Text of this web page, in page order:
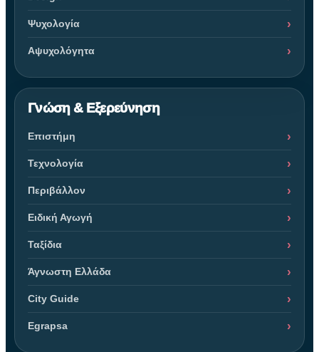
Ψυχολογία
Αψυχολόγητα
Γνώση & Εξερεύνηση
Επιστήμη
Τεχνολογία
Περιβάλλον
Ειδική Αγωγή
Ταξίδια
Άγνωστη Ελλάδα
City Guide
Egrapsa